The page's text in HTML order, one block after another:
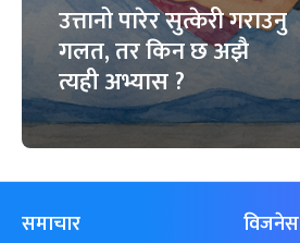
उत्तानो पारेर सुत्केरी गराउनु
गलत, तर किन छ अझै
त्यही अभ्यास ?
समाचार विजनेस